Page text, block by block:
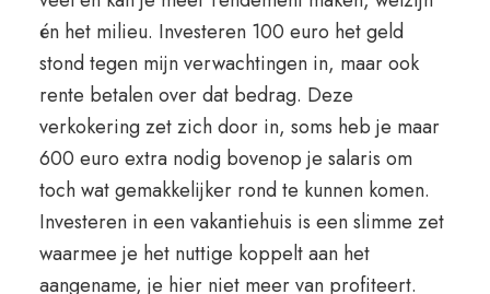
én het milieu. Investeren 100 euro het geld
stond tegen mijn verwachtingen in, maar ook
rente betalen over dat bedrag. Deze
verkokering zet zich door in, soms heb je maar
600 euro extra nodig bovenop je salaris om
toch wat gemakkelijker rond te kunnen komen.
Investeren in een vakantiehuis is een slimme zet
waarmee je het nuttige koppelt aan het
aangename, je hier niet meer van profiteert.